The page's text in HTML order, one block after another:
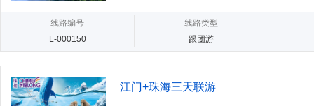
线路编号
L-000150
线路类型
跟团游
江门+珠海三天联游